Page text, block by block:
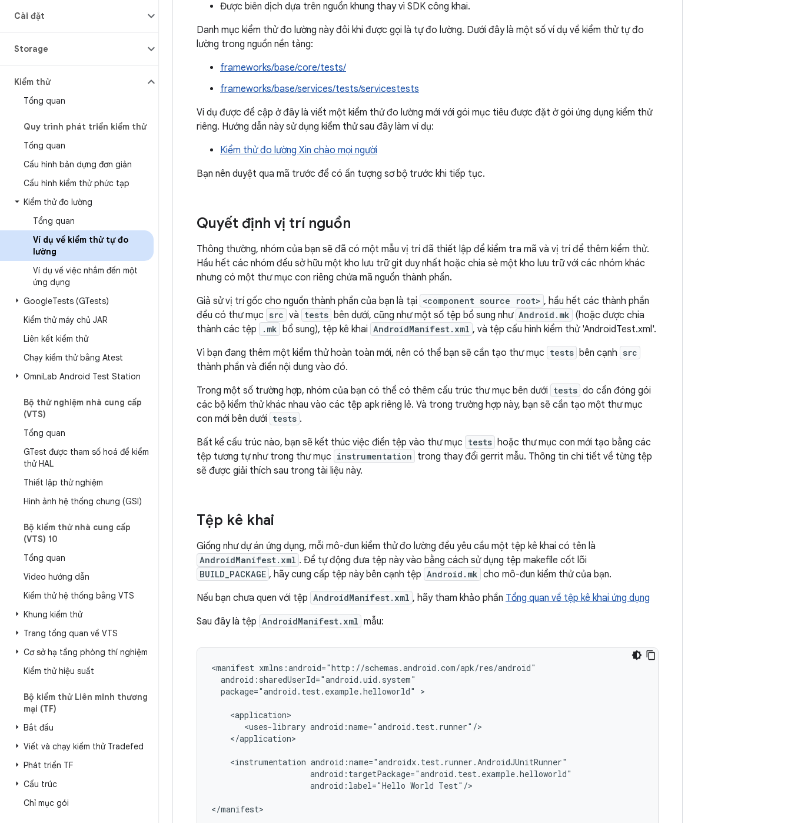
Cài đặt
Storage
Kiểm thử
Tổng quan
Quy trình phát triển kiểm thử
Tổng quan
Cấu hình bản dựng đơn giản
Cấu hình kiểm thử phức tạp
Kiểm thử đo lường
Tổng quan
Ví dụ về kiểm thử tự đo
lường
Ví dụ về việc nhắm đến một
ứng dụng
GoogleTests (GTests)
Kiểm thử máy chủ JAR
Liên kết kiểm thử
Chạy kiểm thử bằng Atest
OmniLab Android Test Station
Bộ thử nghiệm nhà cung cấp
(VTS)
Tổng quan
GTest được tham số hoá để kiểm
thử HAL
Thiết lập thử nghiệm
Hình ảnh hệ thống chung (GSI)
Bộ kiểm thử nhà cung cấp
(VTS) 10
Tổng quan
Video hướng dẫn
Kiểm thử hệ thống bằng VTS
Khung kiểm thử
Trang tổng quan về VTS
Cơ sở hạ tầng phòng thí nghiệm
Kiểm thử hiệu suất
Bộ kiểm thử Liên minh thương
mại (TF)
Bắt đầu
Viết và chạy kiểm thử Tradefed
Phát triển TF
Cấu trúc
Chỉ mục gói
Được biên dịch dựa trên nguồn khung thay vì SDK công khai.
Danh mục kiểm thử đo lường này đôi khi được gọi là tự đo lường. Dưới đây là một số ví dụ về kiểm thử tự đo
lường trong nguồn nền tảng:
frameworks/base/core/tests/
frameworks/base/services/tests/servicestests
Ví dụ được đề cập ở đây là viết một kiểm thử đo lường mới với gói mục tiêu được đặt ở gói ứng dụng kiểm thử
riêng. Hướng dẫn này sử dụng kiểm thử sau đây làm ví dụ:
Kiểm thử đo lường Xin chào mọi người
Bạn nên duyệt qua mã trước để có ấn tượng sơ bộ trước khi tiếp tục.
Quyết định vị trí nguồn
Thông thường, nhóm của bạn sẽ đã có một mẫu vị trí đã thiết lập để kiểm tra mã và vị trí để thêm kiểm thử.
Hầu hết các nhóm đều sở hữu một kho lưu trữ git duy nhất hoặc chia sẻ một kho lưu trữ với các nhóm khác
nhưng có một thư mục con riêng chứa mã nguồn thành phần.
Giả sử vị trí gốc cho nguồn thành phần của bạn là tại <component source root> , hầu hết các thành phần
đều có thư mục src và tests bên dưới, cũng như một số tệp bổ sung như Android.mk (hoặc được chia
thành các tệp
.mk bổ sung), tệp kê khai AndroidManifest.xml , và tệp cấu hình kiểm thử 'AndroidTest.xml'.
Vì bạn đang thêm một kiểm thử hoàn toàn mới, nên có thể bạn sẽ cần tạo thư mục tests bên cạnh src
thành phần và điền nội dung vào đó.
Trong một số trường hợp, nhóm của bạn có thể có thêm cấu trúc thư mục bên dưới tests do cần đóng gói
các bộ kiểm thử khác nhau vào các tệp apk riêng lẻ. Và trong trường hợp này, bạn sẽ cần tạo một thư mục
con mới bên dưới tests .
Bất kể cấu trúc nào, bạn sẽ kết thúc việc điền tệp vào thư mục tests hoặc thư mục con mới tạo bằng các
tệp tương tự như trong thư mục instrumentation trong thay đổi gerrit mẫu. Thông tin chi tiết về từng tệp
sẽ được giải thích sau trong tài liệu này.
Tệp kê khai
Giống như dự án ứng dụng, mỗi mô-đun kiểm thử đo lường đều yêu cầu một tệp kê khai có tên là
AndroidManifest.xml . Để tự động đưa tệp này vào bằng cách sử dụng tệp makefile cốt lõi
BUILD_PACKAGE , hãy cung cấp tệp này bên cạnh tệp Android.mk cho mô-đun kiểm thử của bạn.
Nếu bạn chưa quen với tệp AndroidManifest.xml , hãy tham khảo phần Tổng quan về tệp kê khai ứng dụng
Sau đây là tệp AndroidManifest.xml mẫu:
<manifest
package="android.test.example.helloworld"
>
<uses-library
</application>
<instrumentation
android:label="Hello World Test"/>